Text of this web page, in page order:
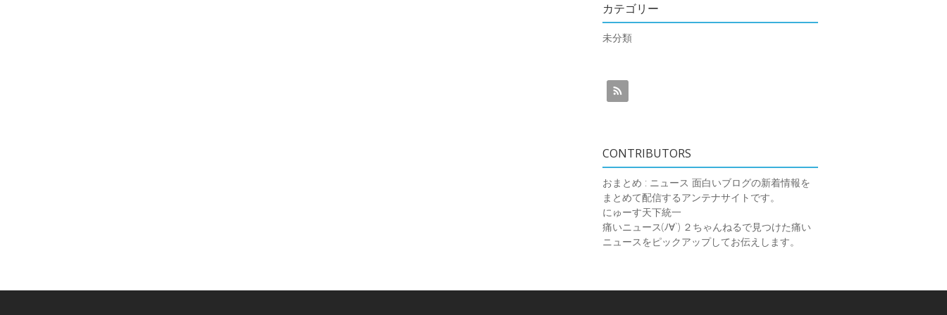
カテゴリー
未分類
CONTRIBUTORS
おまとめ : ニュース 面白いブログの新着情報を
まとめて配信するアンテナサイトです。
にゅーす天下統一
痛いニュース(ﾉ∀`) ２ちゃんねるで見つけた痛い
ニュースをピックアップしてお伝えします。